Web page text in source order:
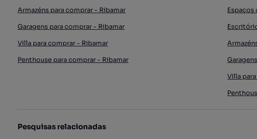
Armazéns para comprar - Ribamar
Garagens para comprar - Ribamar
Villa para comprar - Ribamar
Penthouse para comprar - Ribamar
Espaços
Villa
Pesquisas relacionadas